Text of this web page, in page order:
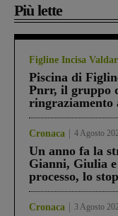
Più lette
Figline Incisa
Piscina di
Pnrr, il gruppo
ringraziamento
Cronaca 4 Agosto
Un anno fa la
Gianni, Giulia
processo, lo
Cronaca 3 Agosto